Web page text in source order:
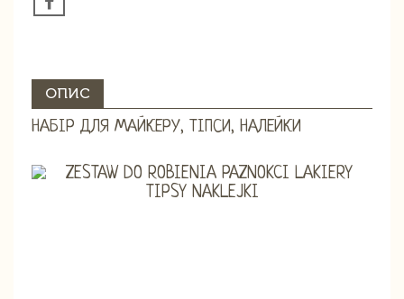
ОПИС
НАБІР ДЛЯ МАЙКЕРУ, ТІПСИ, НАЛЕЙКИ